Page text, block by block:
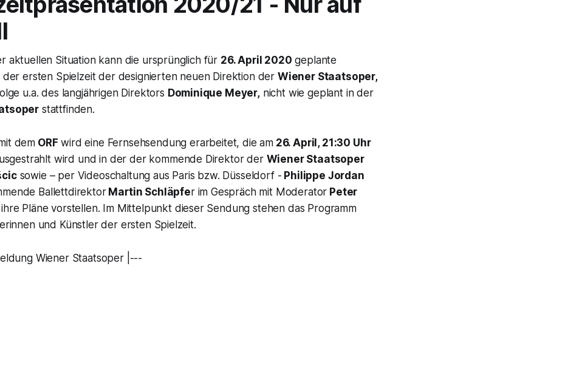
aktuellen Situation kann die ursprünglich für 26. April 2020 geplante
der ersten Spielzeit der designierten neuen Direktion der Wiener Staatsoper,
u.a. des langjährigen Direktors Dominique Meyer,nicht wie geplant in der
stattfinden.
dem ORF wird eine Fernsehsendung erarbeitet, die am26. April, 21:30 Uhr
wird und in der der kommende Direktor der Wiener Staatsoper
sowie – per Videoschaltung aus Paris bzw. Düsseldorf - Philippe Jordan
BallettdirektorMartin Schläpfer im Gespräch mit Moderator Peter
ihre Pläne vorstellen. Im Mittelpunkt dieser Sendung stehen das Programm
und Künstler der ersten Spielzeit.
Wiener Staatsoper |---